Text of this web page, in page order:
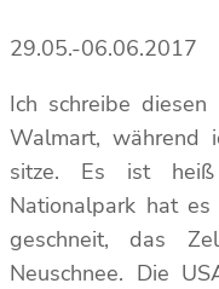
29.05.-06.06.2017
Ich schreibe
Walmart, während
sitze. Es ist
Nationalpark hat
geschneit, das
Neuschnee. Die